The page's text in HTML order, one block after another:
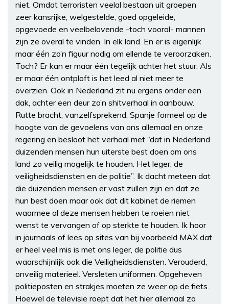
niet. Omdat terroristen veelal bestaan uit groepen
zeer kansrijke, welgestelde, goed opgeleide,
opgevoede en veelbelovende -toch vooral- mannen
zijn ze overal te vinden. In elk land. En er is eigenlijk
maar één zo’n figuur nodig om ellende te veroorzaken.
Toch? Er kan er maar één tegelijk achter het stuur. Als
er maar één ontploft is het leed al niet meer te
overzien. Ook in Nederland zit nu ergens onder een
dak, achter een deur zo’n shitverhaal in aanbouw.
Rutte bracht, vanzelfsprekend, Spanje formeel op de
hoogte van de gevoelens van ons allemaal en onze
regering en besloot het verhaal met “dat in Nederland
duizenden mensen hun uiterste best doen om ons
land zo veilig mogelijk te houden. Het leger, de
veiligheidsdiensten en de politie”. Ik dacht meteen dat
die duizenden mensen er vast zullen zijn en dat ze
hun best doen maar ook dat dit kabinet de riemen
waarmee al deze mensen hebben te roeien niet
wenst te vervangen of op sterkte te houden. Ik hoor
in journaals of lees op sites van bij voorbeeld MAX dat
er heel veel mis is met ons leger, de politie dus
waarschijnlijk ook die Veiligheidsdiensten. Verouderd,
onveilig materieel. Versleten uniformen. Opgeheven
politieposten en strakjes moeten ze weer op de fiets.
Hoewel de televisie roept dat het hier allemaal zo